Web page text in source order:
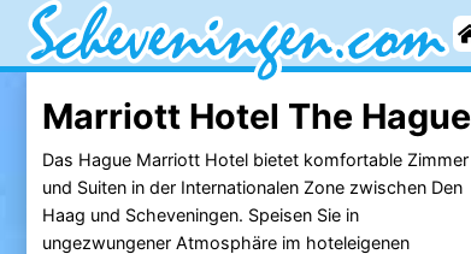
Marriott Hotel The Hague
Das Hague Marriott Hotel bietet komfortable Zimmer
und Suiten in der Internationalen Zone zwischen Den
Haag und Scheveningen. Speisen Sie in
ungezwungener Atmosphäre im hoteleigenen